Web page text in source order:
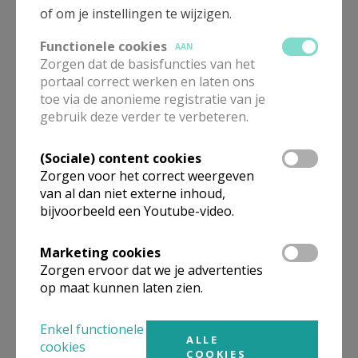
initiatiesacramenten:doopsel, eucharistie, vormsel. Verder is er
priesterwijding, huwelijk, verzoening en ziekenzalving.
Eenmalige. Doopsel, vormsel, en priesterwijding kunnen
slechts eenmaal in het leven worden ontvangen, zij laten een
Meer dan één keer. Huwelijk, na de dood van één persoon
van het bruidspaar mag de ander opnieuw huwen.
Door wie. Het doopsel kan worden toegediend door een
diaken of een priester of een bisschop of, in levensgevaar,
de ziekenzalving kunnen worden toegediend door een priester
of een bisschop.De priesterwijding alleen door een
of om je instellingen te wijzigen.
Functionele cookies
AAN
Zorgen dat de basisfuncties van het
portaal correct werken en laten ons
toe via de anonieme registratie van je
gebruik deze verder te verbeteren.
(Sociale) content cookies
Zorgen voor het correct weergeven
van al dan niet externe inhoud,
bijvoorbeeld een Youtube-video.
Marketing cookies
Zorgen ervoor dat we je advertenties
op maat kunnen laten zien.
Enkel functionele
cookies
ALLE
COOKIES